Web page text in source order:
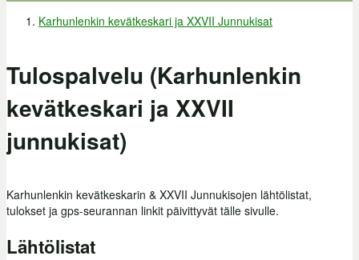
Karhunlenkin kevätkeskari ja XXVII Junnukisat
Tulospalvelu (Karhunlenkin
kevätkeskari ja XXVII
junnukisat)
Karhunlenkin kevätkeskarin & XXVII Junnukisojen lähtölistat,
tulokset ja gps-seurannan linkit päivittyvät tälle sivulle.
Lähtölistat